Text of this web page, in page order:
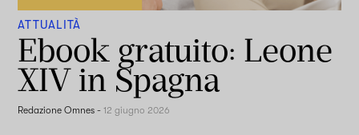
ATTUALITÀ
Ebook gratuito: Leone
XIV in Spagna
Redazione Omnes -12 giugno 2026